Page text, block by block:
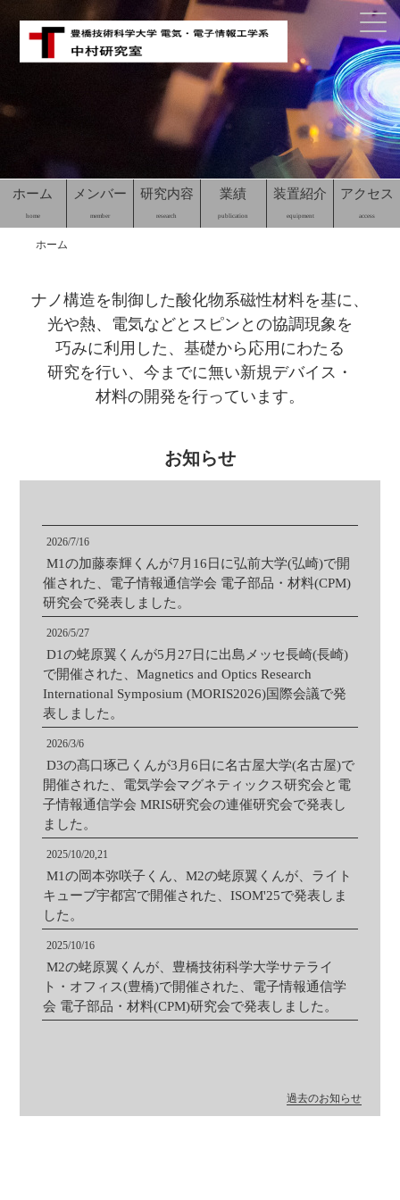
ホーム
home
メンバー
member
研究内容
research
業績
publication
装置紹介
equipment
アクセス
access
ホーム
ナノ構造を制御した酸化物系磁性材料を基に、
光や熱、電気などと スピンとの協調現象を
巧みに利用した、 基礎から応用にわたる
研究を行い、 今までに無い新規デバイス・
材料の開発を行っています。
お知らせ
2026/7/16
M1の加藤泰輝くんが7月16日に弘前大学(弘崎)で開
催された、電子情報通信学会 電子部品・材料(CPM)
研究会で発表しました。
2026/5/27
D1の蛯原翼くんが5月27日に出島メッセ長崎(長崎)
で開催された、Magnetics and Optics Research
International Symposium (MORIS2026)国際会議で発
表しました。
2026/3/6
D3の髙口琢己くんが3月6日に名古屋大学(名古屋)で
開催された、電気学会マグネティックス研究会と電
子情報通信学会 MRIS研究会の連催研究会で発表し
ました。
2025/10/20,21
M1の岡本弥咲子くん、M2の蛯原翼くんが、ライト
キューブ宇都宮で開催された、ISOM'25で発表しま
した。
2025/10/16
M2の蛯原翼くんが、豊橋技術科学大学サテライ
ト・オフィス(豊橋)で開催された、電子情報通信学
会 電子部品・材料(CPM)研究会で発表しました。
過去のお知らせ